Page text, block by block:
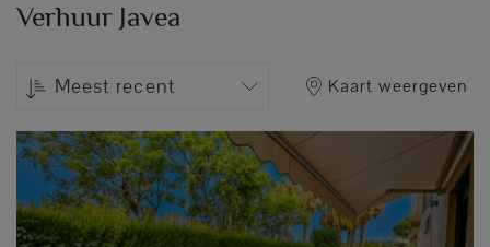
Verhuur Javea
Meest recent Kaart weergeven